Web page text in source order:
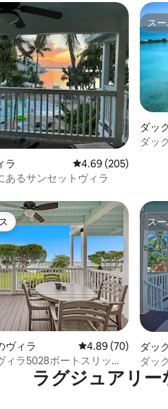
つ星の平均評価
ラ レビュー205件、5
4.69 (205)
あるサンセットヴィラ
ス
ス
ダッ
ダッ
星の平均評価
ヴィラ レビュー70件、5
4.89 (70)
ィラ5028ボートスリップ
ス
ス
ダッ
ダッ
利用
ラグジュアリー